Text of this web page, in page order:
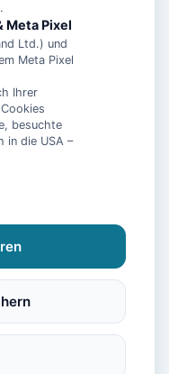
-
-
Meta Pixel
Ltd.) und
Meta Pixel
Ihrer
besuchte
in die USA –